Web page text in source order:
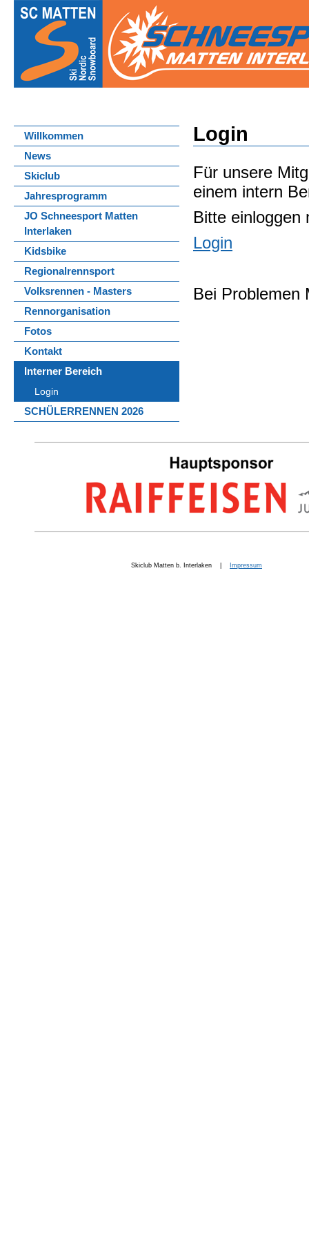
Willkommen
News
Skiclub
Jahresprogramm
JO Schneesport Matten
Interlaken
Kidsbike
Regionalrennsport
Volksrennen - Masters
Rennorganisation
Fotos
Kontakt
Interner Bereich
Login
SCHÜLERRENNEN 2026
Login
Für unsere
einem intern
Bitte einloggen
Login
Bei Problemen
Skiclub Matten b. Interlaken | Impressum